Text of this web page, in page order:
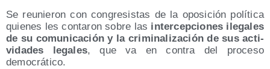
Se reu­nie­ron con con­gre­sis­tas de la opo­si­ción polí­ti­ca
quie­nes les con­ta­ron sobre las inter­cep­cio­nes ile­ga­les
de su comu­ni­ca­ción y la cri­mi­na­li­za­ción de sus acti­
vi­da­des lega­les, que va en con­tra del pro­ce­so
democrático.